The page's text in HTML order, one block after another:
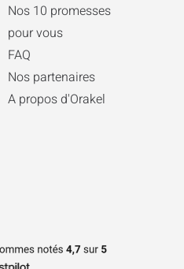
Nos 10 promesses
pour vous
FAQ
Nos partenaires
A propos d'Orakel